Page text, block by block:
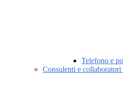
Telefono e
Consulenti e collaboratori